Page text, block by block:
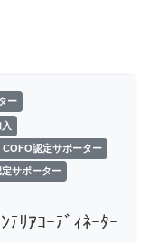
ー
COFO認定サポーター
サポーター
ﾘｱｺｰﾃﾞｨﾈｰﾀｰ